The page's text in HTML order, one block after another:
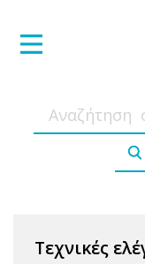
Τεχνικές